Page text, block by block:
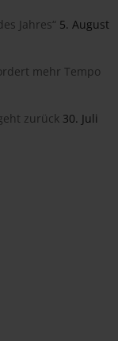
Jahres“ 5. August
mehr Tempo
zurück 30. Juli